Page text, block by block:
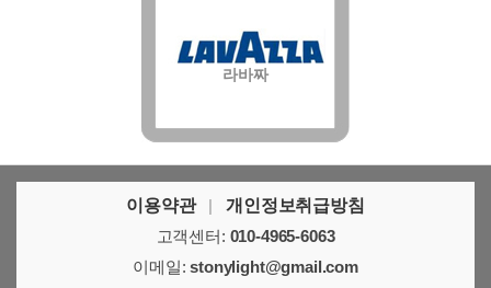
라바짜
이용약관 |
개인정보취급방침
고객센터: 010-4965-6063
이메일:stonylight@gmail.com